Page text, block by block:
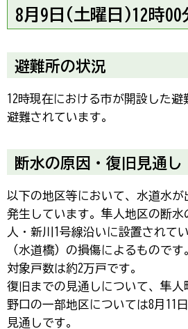
8月9日(土曜日)12時00
避難所の状況
12時現在における市が開設した避
避難されています。
断水の原因・復旧見通し
以下の地区等において、水道水
発生しています。隼人地区の断
人・新川1号線沿いに設置されて
（水道橋）の損傷によるものです
対象戸数は約2万戸です。
復旧までの見通しについて、隼
野口の一部地区については8月11
見通しです。